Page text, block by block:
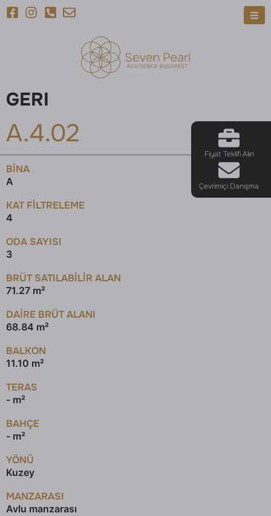
Fiyat Teklifi Alın
Çevrimiçi Danışma
GERI
A.4.02
BINA
A
KAT FILTRELEME
4
ODA SAYISI
3
BRÜT SATILABILIR ALAN
71.27 m²
DAİRE BRÜT ALANI
68.84 m²
BALKON
11.10 m²
TERAS
- m²
BAHÇE
- m²
YÖNÜ
Kuzey
MANZARASI
Avlu manzarası